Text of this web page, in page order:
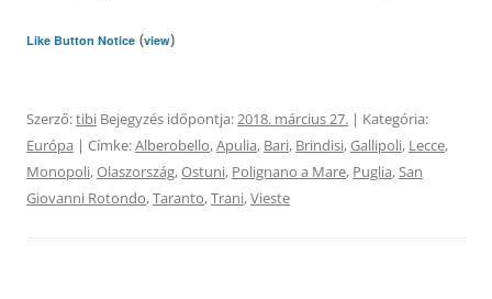
Like Button Notice (view)
Szerző:tibi Bejegyzés időpontja:2018. március 27. | Kategória:
Európa | Címke:Alberobello,Apulia, Bari, Brindisi,Gallipoli, Lecce,
Monopoli,Olaszország,Ostuni, Polignano a Mare, Puglia,San
Giovanni Rotondo,Taranto,Trani,Vieste